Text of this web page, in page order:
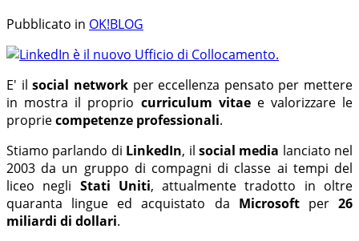
Pubblicato in OK!BLOG
E' ilsocial networkper eccellenza pensato per mettere
in mostra il proprio curriculum vitaee valorizzare le
propriecompetenze professionali.
Stiamo parlando di LinkedIn, il social media lanciato nel
2003 da un gruppo di compagni di classe ai tempi del
liceo negli Stati Uniti, attualmente tradotto in oltre
quaranta lingue ed acquistato da Microsoftper26
miliardi di dollari.